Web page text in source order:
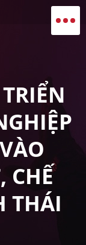
toggle navigation
CHẾ
THÁI